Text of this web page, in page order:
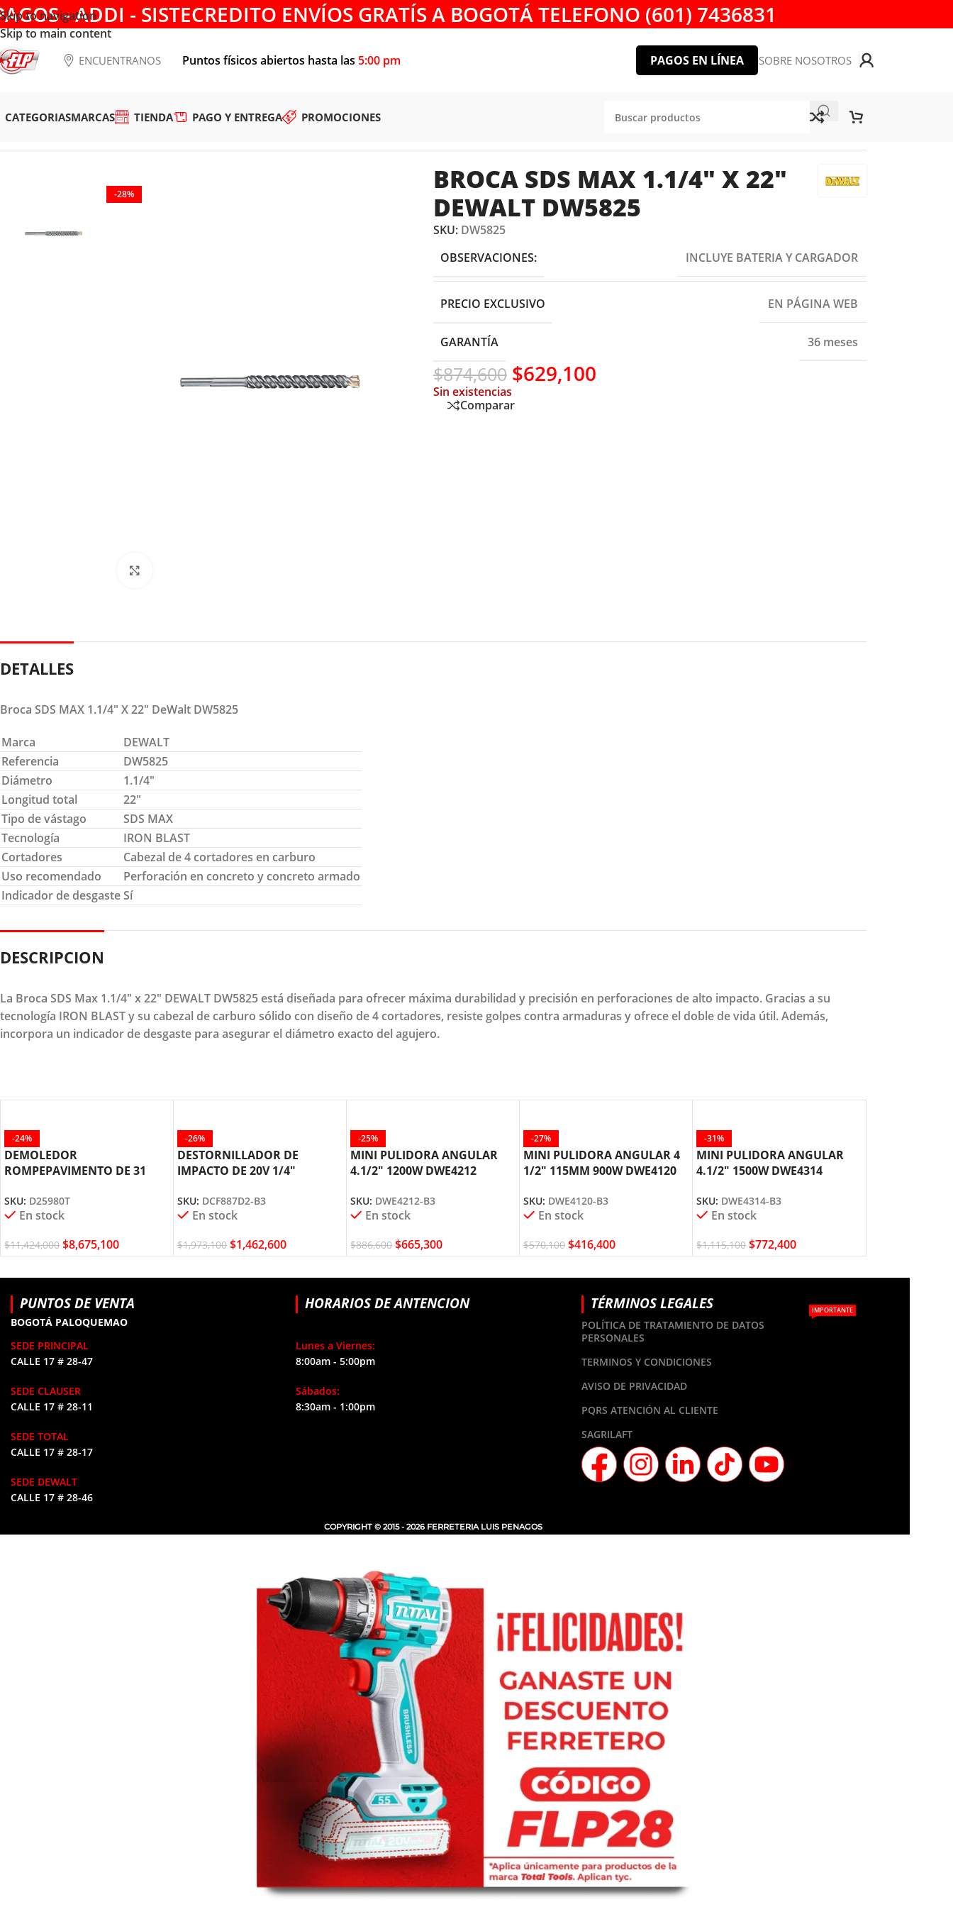
Skip to navigation
Skip to main content
- ADDI - SISTECREDITO ENVÍOS GRATÍS A BOGOTÁ TELEFONO (601) 7436831
ENCUENTRANOS Puntos físicos abiertos hasta las 5:00 pm PAGOS EN LÍNEA SOBRE NOSOTROS
CATEGORIASMARCAS TIENDA PAGO Y ENTREGA PROMOCIONES
-28%
BROCA SDS MAX 1.1/4″ X 22″
DEWALT DW5825
SKU: DW5825
OBSERVACIONES:
INCLUYE BATERIA Y CARGADOR
PRECIO EXCLUSIVO EN PÁGINA WEB
GARANTÍA 36 meses
$874,600 $629,100
Sin existencias
Comparar
DETALLES
Broca SDS MAX 1.1/4″ X 22″ DeWalt DW5825
Marca
DEWALT
Referencia
DW5825
Diámetro
1.1/4″
Longitud total
22″
Tipo de vástago
SDS MAX
Tecnología
IRON BLAST
Cortadores
Cabezal de 4 cortadores en carburo
Uso recomendado
Perforación en concreto y concreto armado
Indicador de desgasteSí
DESCRIPCION
La Broca SDS Max 1.1/4" x 22" DEWALT DW5825 está diseñada para ofrecer máxima durabilidad y precisión en perforaciones de alto impacto. Gracias a su
tecnología IRON BLAST y su cabezal de carburo sólido con diseño de 4 cortadores, resiste golpes contra armaduras y ofrece el doble de vida útil. Además,
incorpora un indicador de desgaste para asegurar el diámetro exacto del agujero.
-24%
DEMOLEDOR
ROMPEPAVIMENTO DE 31
DEWALT
SKU: D25980T
En stock
$11,424,000 $8,675,100
-26%
DESTORNILLADOR DE
IMPACTO DE 20V 1/4″
SKU: DCF887D2-B3
En stock
$1,973,100 $1,462,600
-25%
MINI PULIDORA ANGULAR
4.1/2″ 1200W DWE4212
SKU: DWE4212-B3
En stock
$886,600 $665,300
-27%
MINI PULIDORA ANGULAR 4
1/2″ 115MM 900W DWE4120
SKU: DWE4120-B3
En stock
$570,100 $416,400
-31%
MINI PULIDORA ANGULAR
4.1/2″ 1500W DWE4314
SKU: DWE4314-B3
En stock
$1,115,100 $772,400
PUNTOS DE VENTA
BOGOTÁ PALOQUEMAO
SEDE PRINCIPAL
CALLE 17 # 28-47
SEDE CLAUSER
CALLE 17 # 28-11
SEDE TOTAL
CALLE 17 # 28-17
SEDE DEWALT
CALLE 17 # 28-46
HORARIOS DE ANTENCION
Lunes a Viernes:
8:00am - 5:00pm
Sábados:
8:30am - 1:00pm
TÉRMINOS LEGALES
POLÍTICA DE TRATAMIENTO DE DATOS
PERSONALES
IMPORTANTE
TERMINOS Y CONDICIONES
AVISO DE PRIVACIDAD
PQRS ATENCIÓN AL CLIENTE
SAGRILAFT
COPYRIGHT © 2015 - 2026 FERRETERIA LUIS PENAGOS